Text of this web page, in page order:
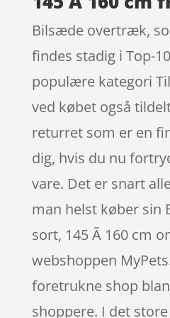
Bilsæde overtræk,
findes stadig i Top-
populære kategori
ved købet også
returret som er en
dig, hvis du nu
vare. Det er snart
man helst køber
sort, 145 Ã 160 cm
webshoppen
foretrukne shop
shoppere. I det